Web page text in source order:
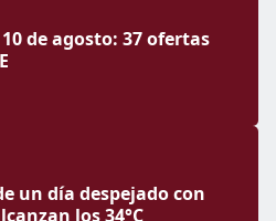
de agosto: 37 ofertas
un día despejado con
los 34°C